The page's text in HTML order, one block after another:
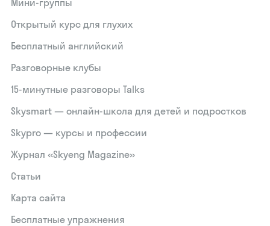
Мини-группы
Открытый курс для глухих
Бесплатный английский
Разговорные клубы
15‑минутные разговоры Talks
Skysmart — онлайн-школа для детей и подростков
Skypro — курсы и профессии
Журнал «Skyeng Magazine»
Статьи
Карта сайта
Бесплатные упражнения